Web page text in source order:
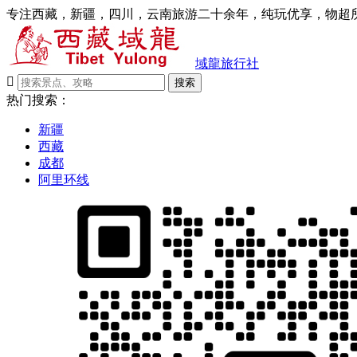
专注西藏，新疆，四川，云南旅游二十余年，纯玩优享，物超
域龍旅行社

搜索
热门搜索：
新疆
西藏
成都
阿里环线